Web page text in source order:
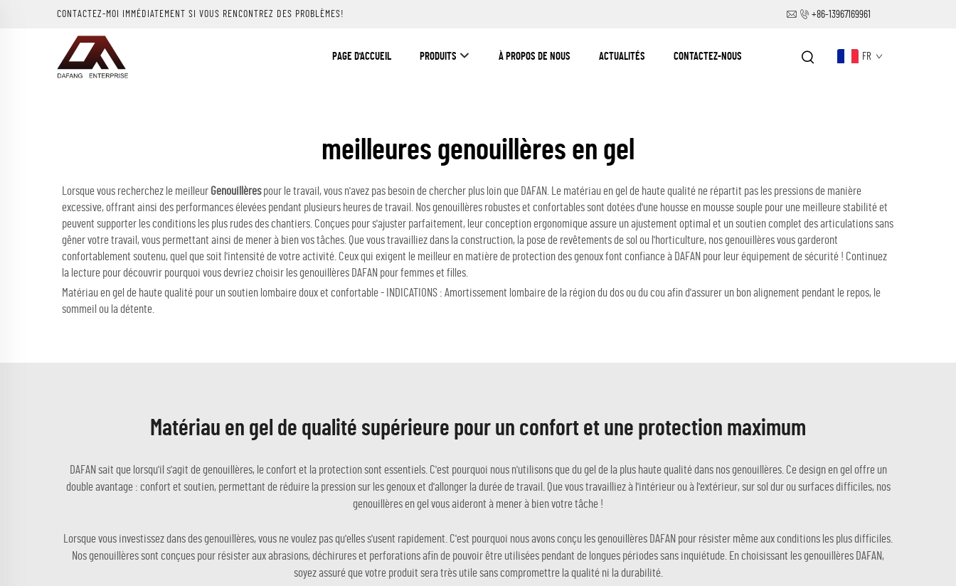
CONTACTEZ-MOI IMMÉDIATEMENT SI VOUS RENCONTREZ DES PROBLÈMES! +86-13967169961
PAGE D'ACCUEIL PRODUITS À PROPOS DE NOUS ACTUALITÉS CONTACTEZ-NOUS FR
meilleures genouillères en gel
Lorsque vous recherchez le meilleur Genouillèrespour le travail, vous n'avez pas besoin de chercher plus loin que DAFAN. Le matériau en gel de haute qualité ne répartit pas les pressions de manière
excessive, offrant ainsi des performances élevées pendant plusieurs heures de travail. Nos genouillères robustes et confortables sont dotées d'une housse en mousse souple pour une meilleure stabilité et
peuvent supporter les conditions les plus rudes des chantiers. Conçues pour s'ajuster parfaitement, leur conception ergonomique assure un ajustement optimal et un soutien complet des articulations sans
gêner votre travail, vous permettant ainsi de mener à bien vos tâches. Que vous travailliez dans la construction, la pose de revêtements de sol ou l'horticulture, nos genouillères vous garderont
confortablement soutenu, quel que soit l'intensité de votre activité. Ceux qui exigent le meilleur en matière de protection des genoux font confiance à DAFAN pour leur équipement de sécurité ! Continuez
la lecture pour découvrir pourquoi vous devriez choisir les genouillères DAFAN pour femmes et filles.
Matériau en gel de haute qualité pour un soutien lombaire doux et confortable - INDICATIONS : Amortissement lombaire de la région du dos ou du cou afin d'assurer un bon alignement pendant le repos, le
sommeil ou la détente.
Matériau en gel de qualité supérieure pour un confort et une protection maximum
DAFAN sait que lorsqu'il s'agit de genouillères, le confort et la protection sont essentiels. C'est pourquoi nous n'utilisons que du gel de la plus haute qualité dans nos genouillères. Ce design en gel offre un
double avantage : confort et soutien, permettant de réduire la pression sur les genoux et d'allonger la durée de travail. Que vous travailliez à l'intérieur ou à l'extérieur, sur sol dur ou surfaces difficiles, nos
genouillères en gel vous aideront à mener à bien votre tâche !
Lorsque vous investissez dans des genouillères, vous ne voulez pas qu'elles s'usent rapidement. C'est pourquoi nous avons conçu les genouillères DAFAN pour résister même aux conditions les plus difficiles.
Nos genouillères sont conçues pour résister aux abrasions, déchirures et perforations afin de pouvoir être utilisées pendant de longues périodes sans inquiétude. En choisissant les genouillères DAFAN,
soyez assuré que votre produit sera très utile sans compromettre la qualité ni la durabilité.